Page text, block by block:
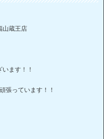
山蔵王店
ます！！
張っています！！